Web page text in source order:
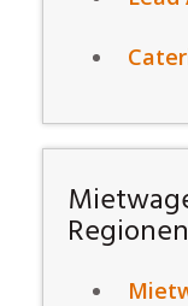
Regionen